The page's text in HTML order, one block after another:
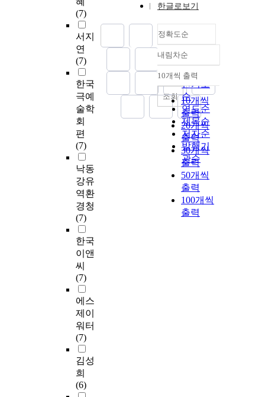
(7)
서지
연
(7)
한국
극예
술학
회
편
(7)
낙동
강유
역환
경청
(7)
한국
이앤
씨
(7)
에스
제이
워터
(7)
김성
희
(6)
한글로보기
정확도순
정확도
순
인기도
순
연도순
제목순
저자순
발행기
관순
내림차순
내림차순
10개씩 출력
10개씩
출력
20개씩
출력
30개씩
출력
50개씩
출력
100개씩
출력
조회